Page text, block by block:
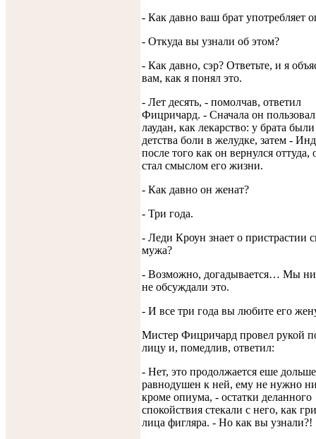
- Как давно ваш брат употребляет
- Откуда вы узнали об этом?
- Как давно, сэр? Ответьте, и я
вам, как я понял это.
- Лет десять, - помолчав, ответил
Фицричард. - Сначала он пользовал
лаудан, как лекарство: у брата были
детства боли в желудке, затем -
после того как он вернулся оттуда,
стал смыслом его жизни.
- Как давно он женат?
- Три года.
- Леди Кроун знает о пристрастии
мужа?
- Возможно, догадывается… Мы
не обсуждали это.
- И все три года вы любите его
Мистер Фицричард провел рукой
лицу и, помедлив, ответил:
- Нет, это продолжается еше
равнодушен к ней, ему не нужно
кроме опиума, - остатки деланного
спокойствия стекали с него, как
лица фигляра. - Но как вы узнали?!